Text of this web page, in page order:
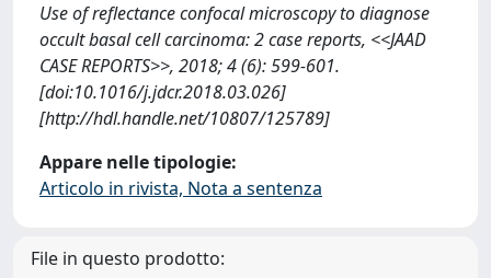
Use of reflectance confocal microscopy to diagnose
occult basal cell carcinoma: 2 case reports, <<‫JAAD
CASE REPORTS>>, 2018; 4 (6): 599-601.
[doi:10.1016/j.jdcr.2018.03.026]
[http://hdl.handle.net/10807/125789]
Appare nelle tipologie:
Articolo in rivista, Nota a sentenza
File in questo prodotto: